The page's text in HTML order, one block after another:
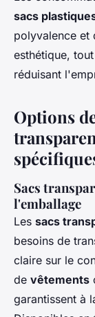
sacs
polyvalence et
esthétique,
réduisant
Options
Sacs
l'emballage
Les sacs
besoins de
claire sur le
de vêtements
garantissent à